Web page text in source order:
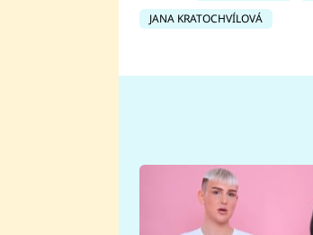
JANA KRATOCHVÍLOVÁ